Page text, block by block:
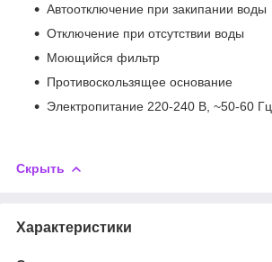
Автоотключение при закипании воды
Отключение при отсутствии воды
Моющийся фильтр
Противоскользящее основание
Электропитание 220-240 В, ~50-60 Гц
Скрыть
Характеристики